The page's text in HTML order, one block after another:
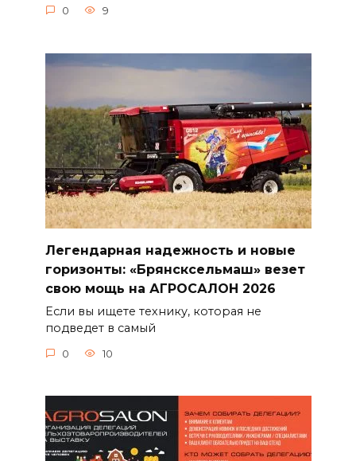
0 9
Легендарная надежность и новые
горизонты: «Брянсксельмаш» везет
свою мощь на АГРОСАЛОН 2026
Если вы ищете технику, которая не
подведет в самый
0 10